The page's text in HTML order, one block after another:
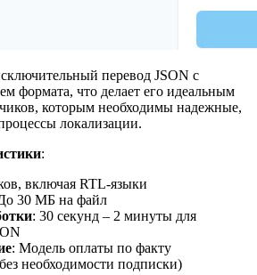
перевод JSON с
формата, что делает его идеальным
которым необходимы надежные,
локализации.
:
включая RTL-языки
30 МБ на файл
: 30 секунд – 2 минуты для
: Модель оплаты по факту
необходимости подписки)